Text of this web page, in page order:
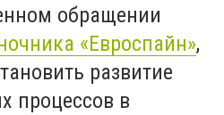
обращении
«Евроспайн»,
развитие
процессов в